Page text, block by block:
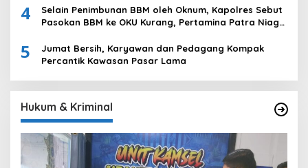
4
Selain Penimbunan BBM oleh Oknum, Kapolres Sebut
Pasokan BBM ke OKU Kurang, Pertamina Patra Niaga
5
Jumat Bersih, Karyawan dan Pedagang Kompak
Percantik Kawasan Pasar Lama
Hukum & Kriminal